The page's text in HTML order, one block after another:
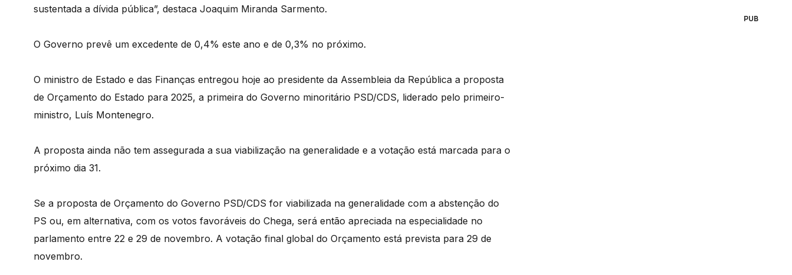
sustentada a dívida pública”, destaca Joaquim Miranda Sarmento.
O Governo prevê um excedente de 0,4% este ano e de 0,3% no próximo.
O ministro de Estado e das Finanças entregou hoje ao presidente da Assembleia da República a proposta
de Orçamento do Estado para 2025, a primeira do Governo minoritário PSD/CDS, liderado pelo primeiro-
ministro, Luís Montenegro.
A proposta ainda não tem assegurada a sua viabilização na generalidade e a votação está marcada para o
próximo dia 31.
Se a proposta de Orçamento do Governo PSD/CDS for viabilizada na generalidade com a abstenção do
PS ou, em alternativa, com os votos favoráveis do Chega, será então apreciada na especialidade no
parlamento entre 22 e 29 de novembro. A votação final global do Orçamento está prevista para 29 de
novembro.
PUB